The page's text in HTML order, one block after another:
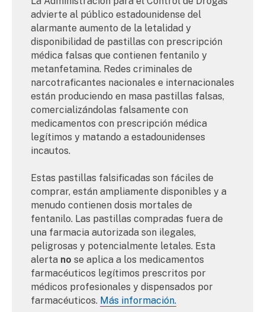
advierte al público estadounidense del
alarmante aumento de la letalidad y
disponibilidad de pastillas con prescripción
médica falsas que contienen fentanilo y
metanfetamina. Redes criminales de
narcotraficantes nacionales e internacionales
están produciendo en masa pastillas falsas,
comercializándolas falsamente con
medicamentos con prescripción médica
legítimos y matando a estadounidenses
incautos.
Estas pastillas falsificadas son fáciles de
comprar, están ampliamente disponibles y a
menudo contienen dosis mortales de
fentanilo. Las pastillas compradas fuera de
una farmacia autorizada son ilegales,
peligrosas y potencialmente letales. Esta
alerta no se aplica a los medicamentos
farmacéuticos legítimos prescritos por
médicos profesionales y dispensados por
farmacéuticos. Más información.